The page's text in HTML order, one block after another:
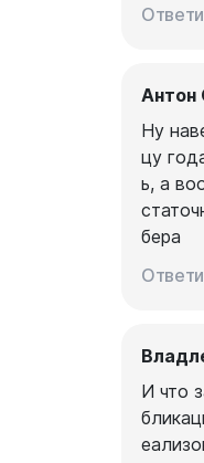
Антон
Ну
цу
ь, а
бера
И что